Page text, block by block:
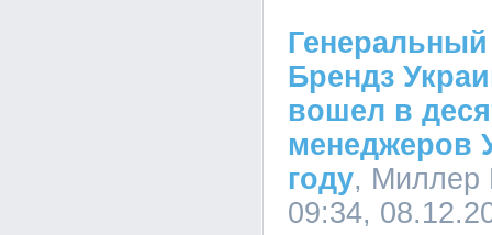
Брендз
вошел в
менеджеров
году, Миллер
09:34,